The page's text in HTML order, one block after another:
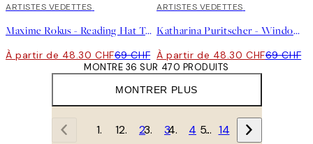
30%*
ARTISTES VEDETTES
Maxime Rokus - Reading Hat Toile
À partir de 48.30 CHF69 CHF
30%*
ARTISTES VEDETTES
Katharina Puritscher - Window With a View Toile
À partir de 48.30 CHF69 CHF
MONTRER PLUS
MONTRE 36 SUR 470 PRODUITS
1 2 3 4 … 14